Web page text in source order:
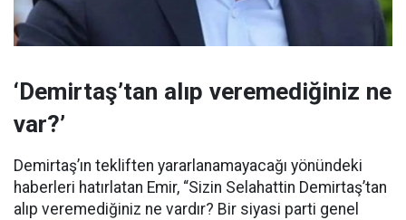
‘Demirtaş’tan alıp veremediğiniz ne
var?’
Demirtaş’ın tekliften yararlanamayacağı yönündeki
haberleri hatırlatan Emir, “Sizin Selahattin Demirtaş’tan
alıp veremediğiniz ne vardır? Bir siyasi parti genel